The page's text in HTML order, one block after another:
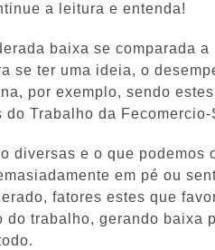
a leitura e entenda!
baixa se comparada
se ter uma ideia, o
por exemplo, sendo
Trabalho da Fecomercio-
diversas e o que podemos
em pé ou
fatores estes que
do trabalho, gerando baixa